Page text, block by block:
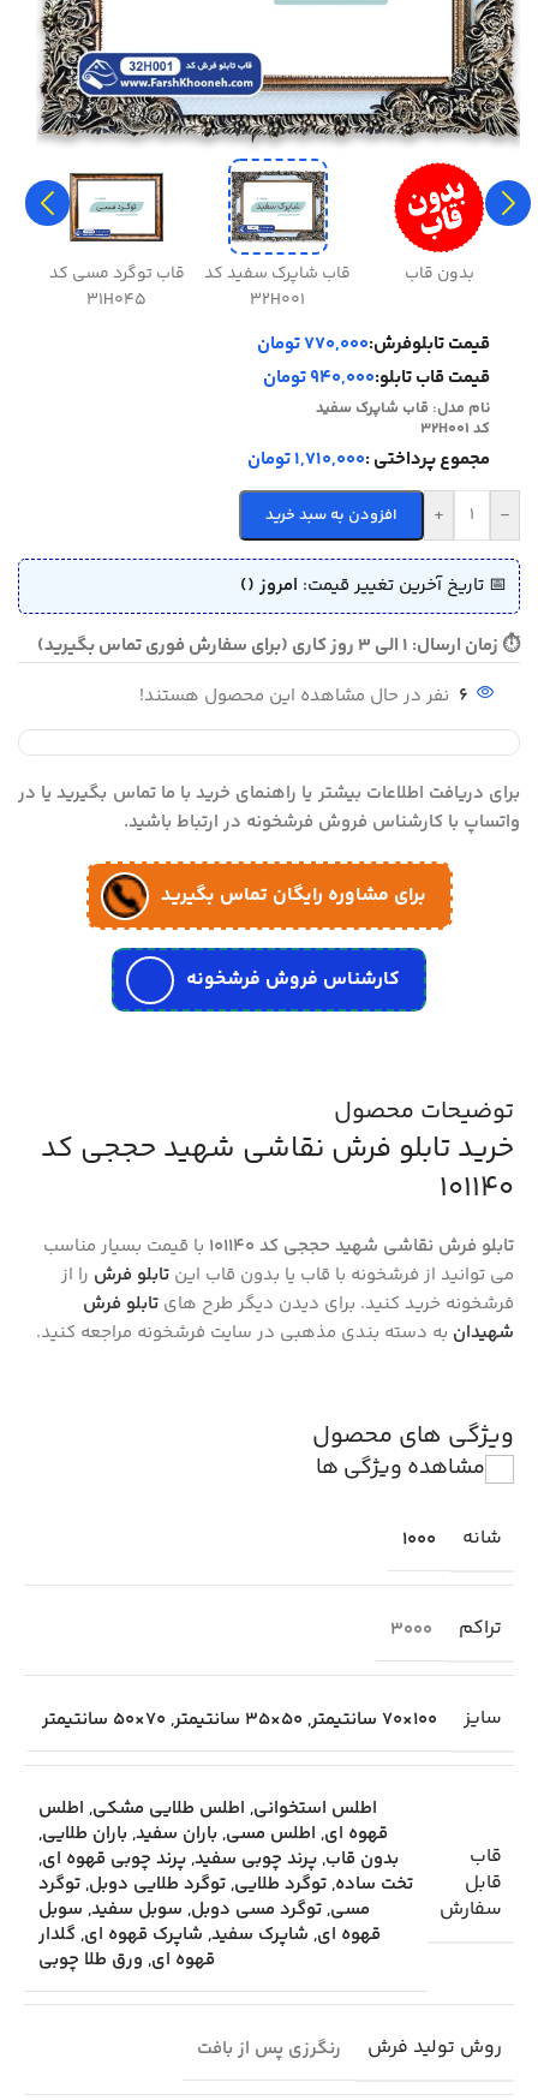
بدون قاب
قاب شاپرک سفید کد
32H001
قاب توگرد مسی کد
31H045
قیمت تابلوفرش:770,000 تومان
قیمت قاب تابلو:940,000 تومان
نام مدل: قاب شاپرک سفید
کد 32H001
مجموع پرداختی :1,710,000 تومان
-
+ افزودن به سبد خرید
📅 تاریخ آخرین تغییر قیمت: امروز ()
⏱ زمان ارسال: 1 الی 3 روز کاری (برای سفارش فوری تماس بگیرید)
6 نفر در حال مشاهده این محصول هستند!
برای دریافت اطلاعات بیشتر یا راهنمای خرید با ما تماس بگیرید یا در
واتساپ با کارشناس فروش فرشخونه در ارتباط باشید.
برای مشاوره رایگان تماس بگیرید
کارشناس فروش فرشخونه
توضیحات محصول
خرید تابلو فرش نقاشی شهید حججی کد
101140
تابلو فرش نقاشی شهید حججی کد 101140
با قیمت بسیار مناسب
می توانید از فرشخونه با قاب یا بدون قاب این تابلو فرش را از
فرشخونه خرید کنید. برای دیدن دیگر طرح های تابلو فرش
شهیدان به دسته بندی مذهبی در سایت فرشخونه مراجعه کنید.
ویژگی های محصول
مشاهده ویژگی ها
شانه 1000
تراکم 3000
سایز 100×70 سانتیمتر , 50×35 سانتیمتر , 70×50 سانتیمتر
قاب
قابل
سفارش
اطلس استخوانی, اطلس طلایی مشکی, اطلس
قهوه ای, اطلس مسی,باران سفید,باران طلایی,
بدون قاب,پرند چوبی سفید,پرند چوبی قهوه ای,
تخت ساده,توگرد طلایی,توگرد طلایی دوبل,توگرد
مسی,توگرد مسی دوبل, سوبل سفید, سوبل
قهوه ای, شاپرک سفید, شاپرک قهوه ای,گلدار
قهوه ای, ورق طلا چوبی
روش تولید فرش رنگرزی پس از بافت